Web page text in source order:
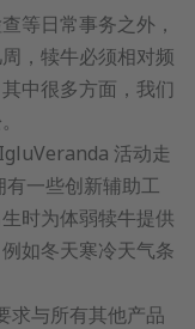
等日常事务之外，
，犊牛必须相对频
中很多方面，我们
活动走
有一些创新辅助工
时为体弱犊牛提供
如冬天寒冷天气条
求与所有其他产品